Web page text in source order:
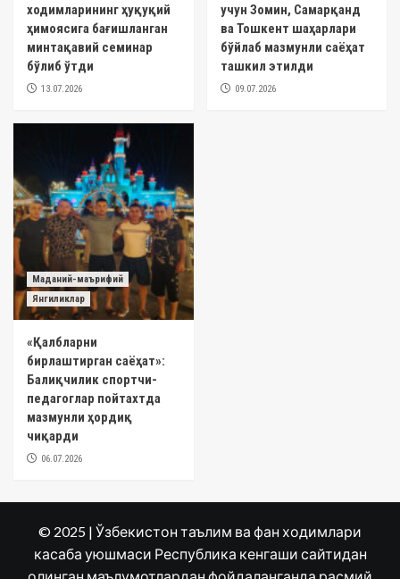
ходимларининг ҳуқуқий
ҳимоясига бағишланган
минтақавий семинар
бўлиб ўтди
13.07.2026
учун Зомин, Самарқанд
ва Тошкент шаҳарлари
бўйлаб мазмунли саёҳат
ташкил этилди
09.07.2026
Маданий-маърифий
Янгиликлар
«Қалбларни
бирлаштирган саёҳат»:
Балиқчилик спортчи-
педагоглар пойтахтда
мазмунли ҳордиқ
чиқарди
06.07.2026
© 2025 | Ўзбекистон таълим ва фан ходимлари
касаба уюшмаси Республика кенгаши сайтидан